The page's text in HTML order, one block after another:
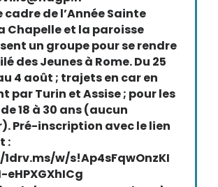
cadre de l’Année Sainte
Chapelle et la paroisse
un groupe pour se rendre
des Jeunes à Rome. Du 25
4 août ; trajets en car en
par Turin et Assise ; pour les
18 à 30 ans (aucun
Pré-inscription avec le lien
:
w/s!Ap4sFqwOnzKI
eHPXGXhICg